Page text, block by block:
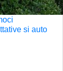
si auto